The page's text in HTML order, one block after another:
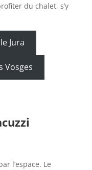
du chalet, s’y
Jura
Vosges
l’espace. Le